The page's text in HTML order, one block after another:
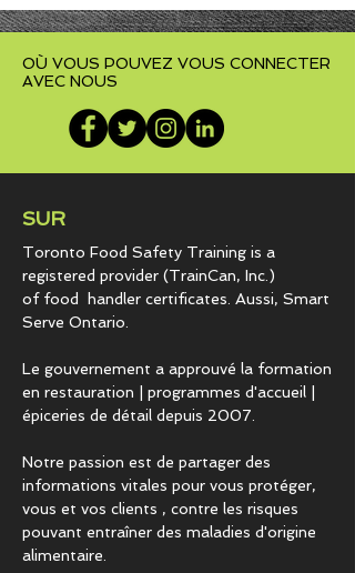
OÙ VOUS POUVEZ VOUS CONNECTER
AVEC NOUS
SUR
Toronto Food Safety Training is a
registered provider (TrainCan, Inc.)
of food
handler certificates. Aussi, Smart
Serve Ontario.
Le gouvernement a approuvé la formation
en restauration | programmes d'accueil |
épiceries de détail depuis 2007.
Notre passion est de partager des
informations vitales pour vous protéger,
vous et vos clients , contre les risques
pouvant entraîner des maladies d'origine
alimentaire.